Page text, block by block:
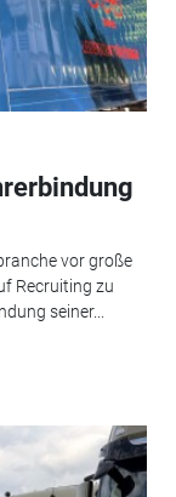
vor große
Recruiting zu
seiner...